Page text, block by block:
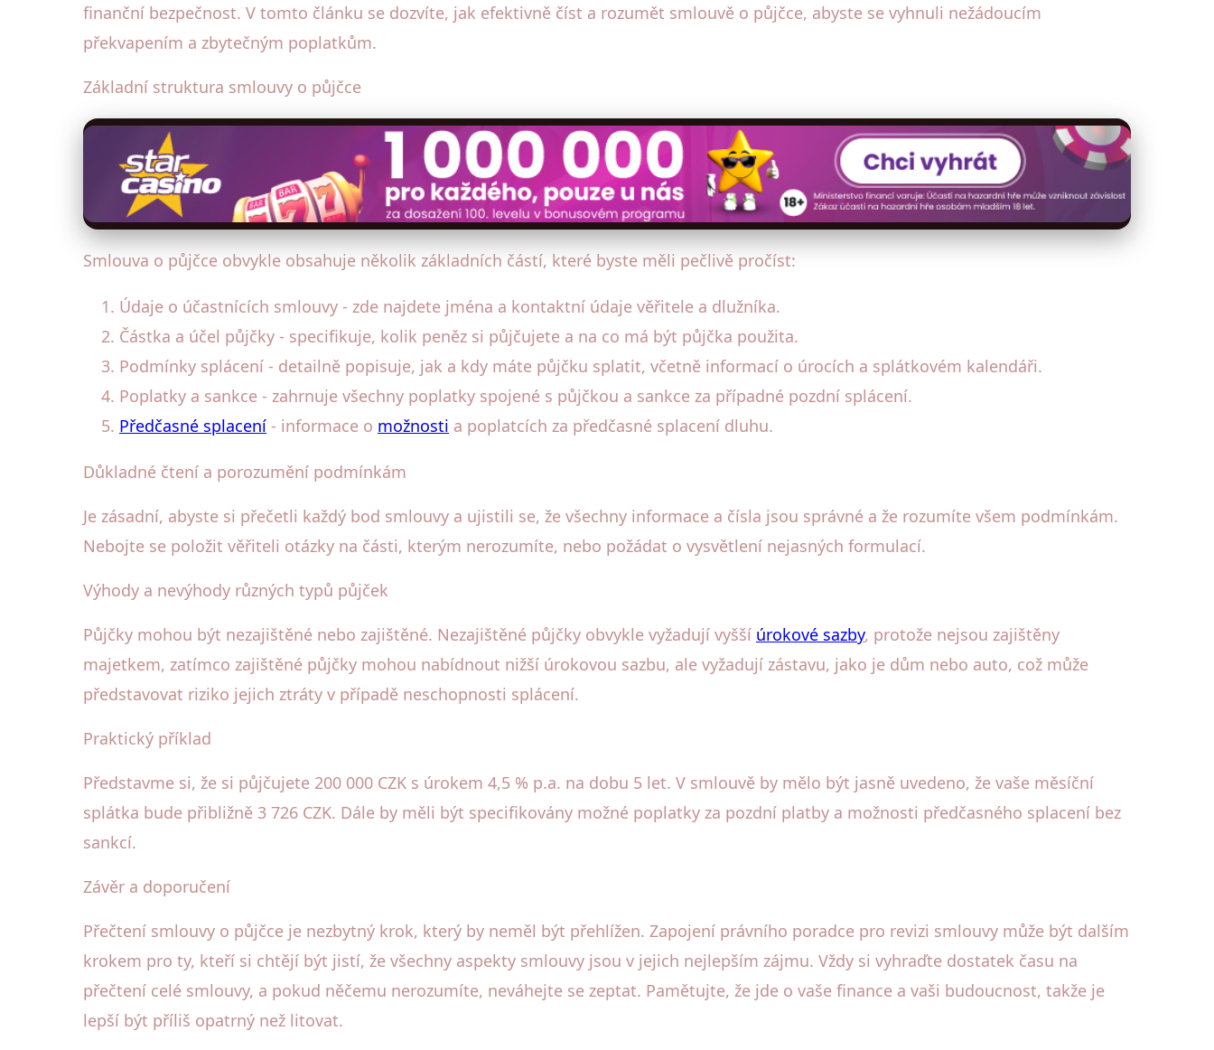
finanční bezpečnost. V tomto článku se dozvíte, jak efektivně číst a rozumět smlouvě o půjčce, abyste se vyhnuli nežádoucím
překvapením a zbytečným poplatkům.
Základní struktura smlouvy o půjčce
Smlouva o půjčce obvykle obsahuje několik základních částí, které byste měli pečlivě pročíst:
Údaje o účastnících smlouvy - zde najdete jména a kontaktní údaje věřitele a dlužníka.
Částka a účel půjčky - specifikuje, kolik peněz si půjčujete a na co má být půjčka použita.
Podmínky splácení - detailně popisuje, jak a kdy máte půjčku splatit, včetně informací o úrocích a splátkovém kalendáři.
Poplatky a sankce - zahrnuje všechny poplatky spojené s půjčkou a sankce za případné pozdní splácení.
Předčasné splacení - informace o možnosti a poplatcích za předčasné splacení dluhu.
Důkladné čtení a porozumění podmínkám
Je zásadní, abyste si přečetli každý bod smlouvy a ujistili se, že všechny informace a čísla jsou správné a že rozumíte všem podmínkám.
Nebojte se položit věřiteli otázky na části, kterým nerozumíte, nebo požádat o vysvětlení nejasných formulací.
Výhody a nevýhody různých typů půjček
Půjčky mohou být nezajištěné nebo zajištěné. Nezajištěné půjčky obvykle vyžadují vyšší úrokové sazby, protože nejsou zajištěny
majetkem, zatímco zajištěné půjčky mohou nabídnout nižší úrokovou sazbu, ale vyžadují zástavu, jako je dům nebo auto, což může
představovat riziko jejich ztráty v případě neschopnosti splácení.
Praktický příklad
Představme si, že si půjčujete 200 000 CZK s úrokem 4,5 % p.a. na dobu 5 let. V smlouvě by mělo být jasně uvedeno, že vaše měsíční
splátka bude přibližně 3 726 CZK. Dále by měli být specifikovány možné poplatky za pozdní platby a možnosti předčasného splacení bez
sankcí.
Závěr a doporučení
Přečtení smlouvy o půjčce je nezbytný krok, který by neměl být přehlížen. Zapojení právního poradce pro revizi smlouvy může být dalším
krokem pro ty, kteří si chtějí být jistí, že všechny aspekty smlouvy jsou v jejich nejlepším zájmu. Vždy si vyhraďte dostatek času na
přečtení celé smlouvy, a pokud něčemu nerozumíte, neváhejte se zeptat. Pamětujte, že jde o vaše finance a vaši budoucnost, takže je
lepší být příliš opatrný než litovat.